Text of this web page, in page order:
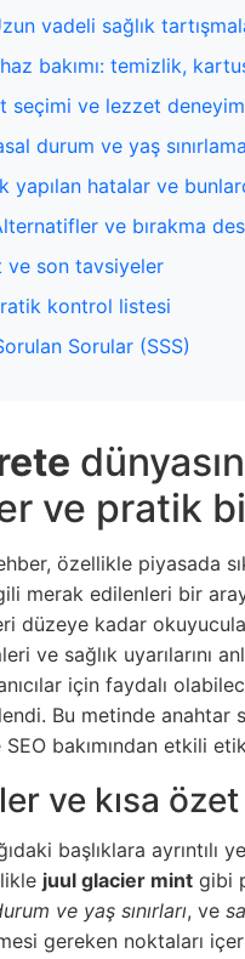
vadeli sağlık
bakımı: temizlik,
seçimi ve lezzet
durum ve yaş
yapılan hatalar ve
ve bırakma
ve son tavsiyeler
kontrol listesi
Sorular (SSS)
ve pratik
özellikle piyasada
merak edilenleri bir
düzeye kadar
ve sağlık uyarılarını
için faydalı
Bu metinde anahtar
bakımından etkili
ve kısa özet
başlıklara ayrıntılı
juul glacier mint gibi
ve yaş sınırları, ve
gereken noktaları